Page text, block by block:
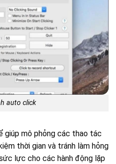
auto click
giúp mô phỏng các thao tác
thời gian và tránh làm hỏng
lực cho các hành động lặp